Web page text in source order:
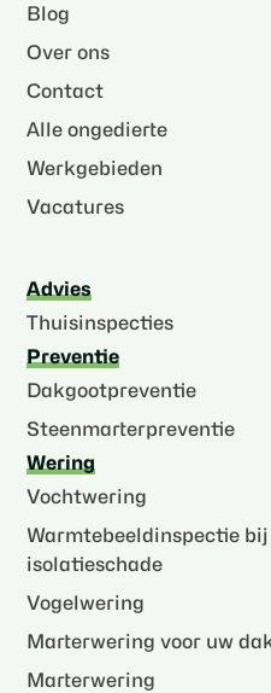
Blog
Over ons
Contact
Alle ongedierte
Werkgebieden
Vacatures
Advies
Thuisinspecties
Preventie
Dakgootpreventie
Steenmarterpreventie
Wering
Vochtwering
Warmtebeeldinspectie
isolatieschade
Vogelwering
Marterwering voor uw
Marterwering